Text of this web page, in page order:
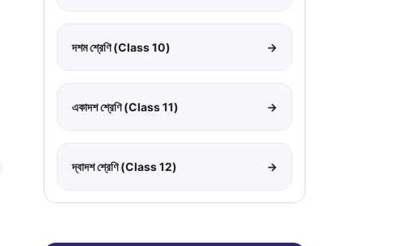
দশম শ্রেণি (Class 10) →
একাদশ শ্রেণি (Class 11) →
দ্বাদশ শ্রেণি (Class 12) →